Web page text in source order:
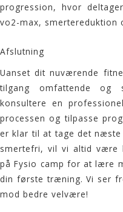
progression, hvor
vo2-max, smertereduktion
Afslutning
Uanset dit nuværende
tilgang omfattende
konsultere en
processen og tilpasse
er klar til at tage det
smertefri, vil vi altid være
påFysio camp for at lære
din første træning. Vi ser
mod bedre velvære!